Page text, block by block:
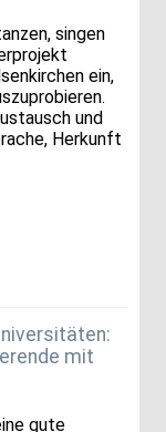
singen
ein,
und
Herkunft
mit
gute